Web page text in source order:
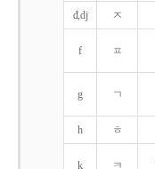
đ,dj ㅈ
f ㅍ
g ㄱ
h ㅎ
k ㅋ